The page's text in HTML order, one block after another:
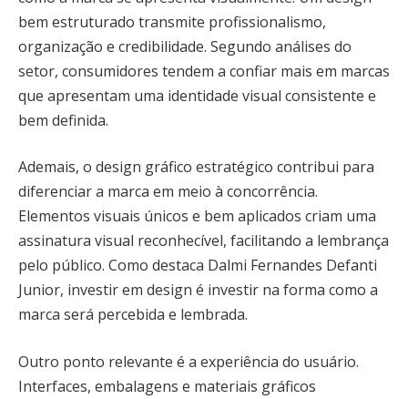
bem estruturado transmite profissionalismo,
organização e credibilidade. Segundo análises do
setor, consumidores tendem a confiar mais em marcas
que apresentam uma identidade visual consistente e
bem definida.
Ademais, o design gráfico estratégico contribui para
diferenciar a marca em meio à concorrência.
Elementos visuais únicos e bem aplicados criam uma
assinatura visual reconhecível, facilitando a lembrança
pelo público. Como destaca Dalmi Fernandes Defanti
Junior, investir em design é investir na forma como a
marca será percebida e lembrada.
Outro ponto relevante é a experiência do usuário.
Interfaces, embalagens e materiais gráficos